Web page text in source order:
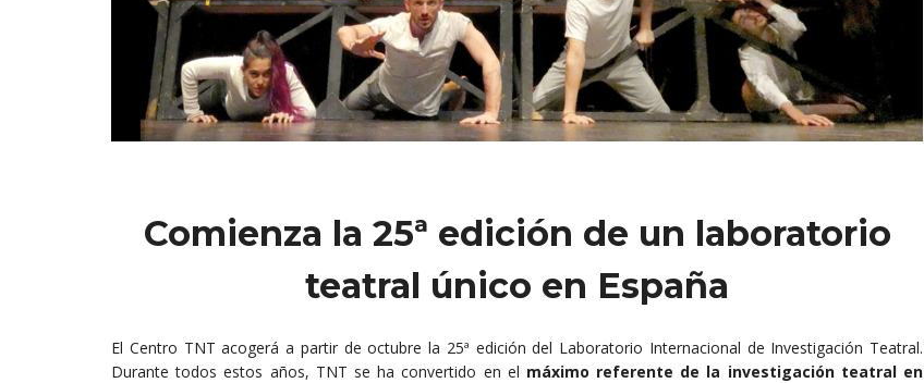
Comienza la 25ª edición de un laboratorio
teatral único en España
El Centro TNT acogerá a partir de octubre la 25ª edición del Laboratorio Internacional de Investigación Teatral.
Durante todos estos años, TNT se ha convertido en el máximo referente de la investigación teatral en